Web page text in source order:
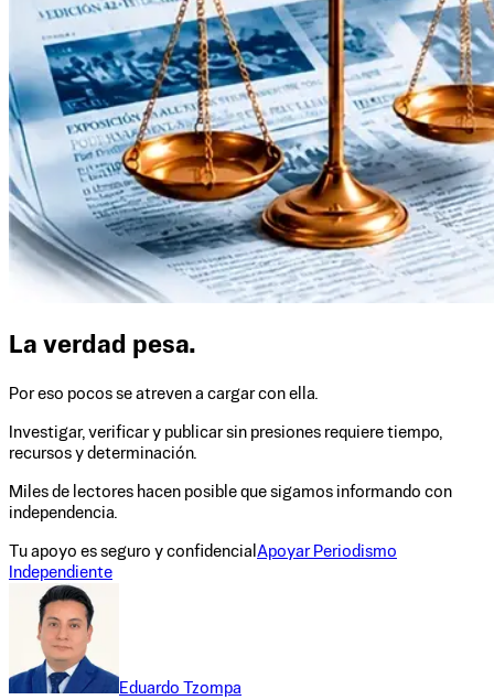
La verdad pesa.
Por eso pocos se atreven a cargar con ella.
Investigar, verificar y publicar sin presiones requiere tiempo,
recursos y determinación.
Miles de lectores hacen posible que sigamos informando con
independencia.
Tu apoyo es seguro y confidencial Apoyar Periodismo
Independiente
Eduardo Tzompa